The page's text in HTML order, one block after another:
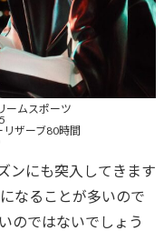
ームスポーツ
ザーブ80時間
ンにも突入してきます
なることが多いので
のではないでしょう